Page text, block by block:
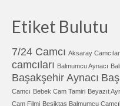
Etiket Bulutu
7/24 Camcı Aksaray Camcılar
camcıları Balmumcu Aynacı
Başakşehir Aynacı
Camcı Bebek Cam Tamiri Beyazıt
Cam Filmi Beşiktaş Balmumcu